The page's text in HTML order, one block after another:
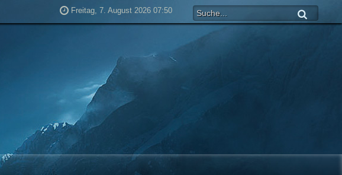
Freitag, 7. August 2026 07:50